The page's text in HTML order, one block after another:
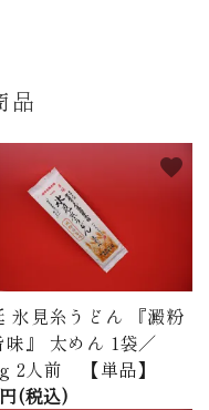
品
氷見糸うどん 『澱粉
味』 太めん 1袋／
2人前 【単品】
(税込)
favorite